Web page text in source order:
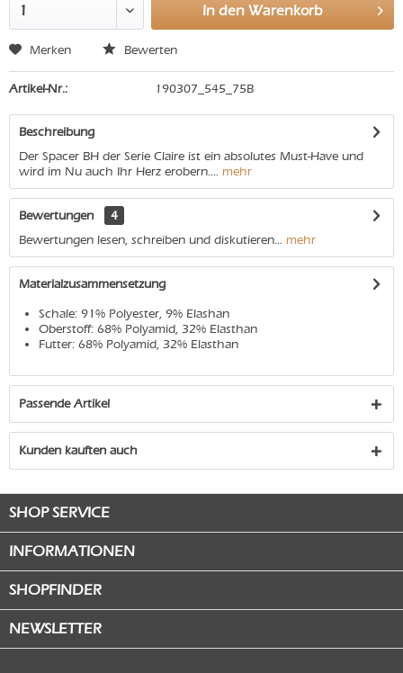
In den Warenkorb
Merken Bewerten
Artikel-Nr.: 190307_545_75B
Beschreibung
Der Spacer BH der Serie Claire ist ein absolutes Must-Have und
wird im Nu auch Ihr Herz erobern.... mehr
Bewertungen
4
Bewertungen lesen, schreiben und diskutieren... mehr
Materialzusammensetzung
Schale: 91% Polyester, 9% Elashan
Oberstoff: 68% Polyamid, 32% Elasthan
Futter: 68% Polyamid, 32% Elasthan
Passende Artikel
Kunden kauften auch
SHOP SERVICE
INFORMATIONEN
SHOPFINDER
NEWSLETTER